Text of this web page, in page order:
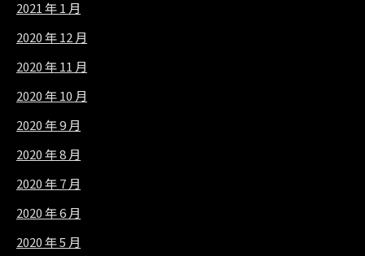
2021 年 1 月
2020 年 12 月
2020 年 11 月
2020 年 10 月
2020 年 9 月
2020 年 8 月
2020 年 7 月
2020 年 6 月
2020 年 5 月